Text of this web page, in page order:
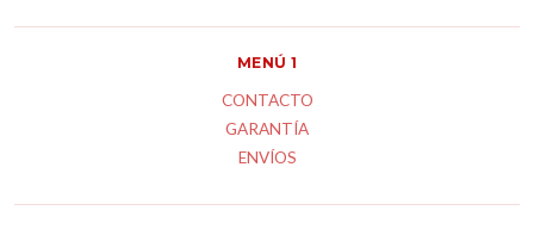
MENÚ 1
CONTACTO
GARANTÍA
ENVÍOS